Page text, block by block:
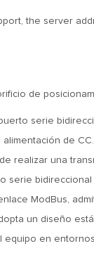
the server
de
serie
de
realizar una
bidireccional
ModBus,
un diseño
equipo en